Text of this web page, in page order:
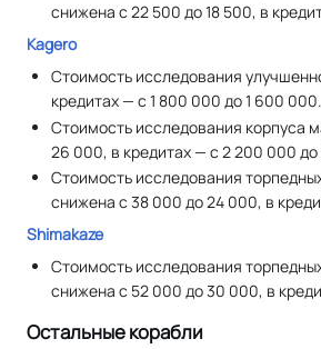
снижена с 22 500 до 18 500, в
Kagero
Стоимость исследования
кредитах — с 1 800 000 до 1 600 000.
Стоимость исследования корпуса
26 000, в кредитах — с 2 200 000
Стоимость исследования
снижена с 38 000 до 24 000, в
Shimakaze
Стоимость исследования
снижена с 52 000 до 30 000, в
Остальные корабли